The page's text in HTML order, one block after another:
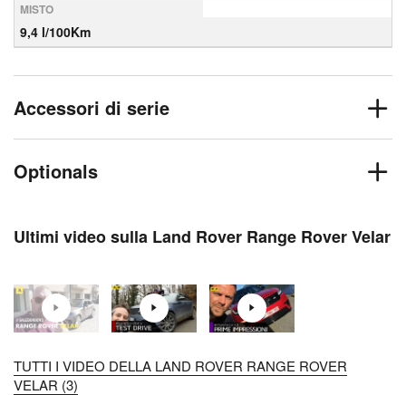
MISTO
9,4 l/100Km
Accessori di serie
Optionals
Ultimi video sulla Land Rover Range Rover Velar
TUTTI I VIDEO DELLA LAND ROVER RANGE ROVER
VELAR (3)